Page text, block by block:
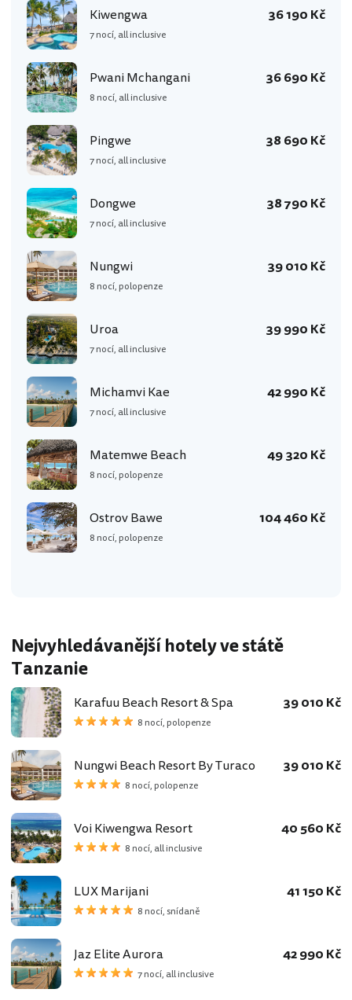
Kiwengwa
7 nocí, all inclusive
36 190 Kč
Pwani Mchangani
8 nocí, all inclusive
36 690 Kč
Pingwe
7 nocí, all inclusive
38 690 Kč
Dongwe
7 nocí, all inclusive
38 790 Kč
Nungwi
8 nocí, polopenze
39 010 Kč
Uroa
7 nocí, all inclusive
39 990 Kč
Michamvi Kae
7 nocí, all inclusive
42 990 Kč
Matemwe Beach
8 nocí, polopenze
49 320 Kč
Ostrov Bawe
8 nocí, polopenze
104 460 Kč
Nejvyhledávanější hotely ve státě
Tanzanie
Karafuu Beach Resort & Spa
8 nocí, polopenze
39 010 Kč
Nungwi Beach Resort By Turaco
8 nocí, polopenze
39 010 Kč
Voi Kiwengwa Resort
8 nocí, all inclusive
40 560 Kč
LUX Marijani
8 nocí, snídaně
41 150 Kč
Jaz Elite Aurora
7 nocí, all inclusive
42 990 Kč